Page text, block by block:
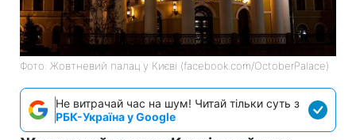
Фото: Жовтневий палац у Києві (facebook.com/OctoberPalace)
Не витрачай час на шум! Читай тільки суть з
РБК-Україна у Google